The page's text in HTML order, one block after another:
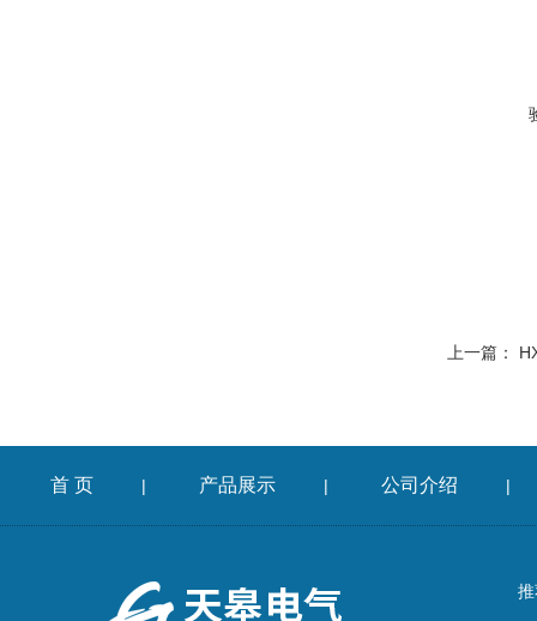
上一篇：
首 页 | 产品展示 | 公司介绍 |